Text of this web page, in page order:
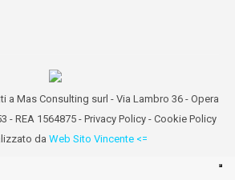
a Mas Consulting surl - Via Lambro 36 - Opera
- REA 1564875 - Privacy Policy - Cookie Policy
da Web Sito Vincente <=